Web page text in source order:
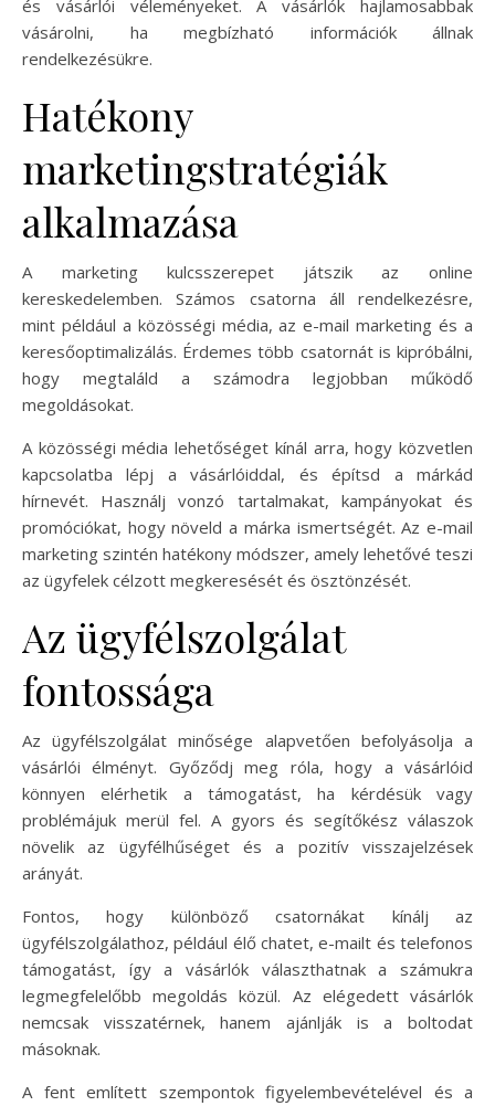
és vásárlói véleményeket. A vásárlók hajlamosabbak
vásárolni, ha megbízható információk állnak
rendelkezésükre.
Hatékony
marketingstratégiák
alkalmazása
A marketing kulcsszerepet játszik az online
kereskedelemben. Számos csatorna áll rendelkezésre,
mint például a közösségi média, az e-mail marketing és a
keresőoptimalizálás. Érdemes több csatornát is kipróbálni,
hogy megtaláld a számodra legjobban működő
megoldásokat.
A közösségi média lehetőséget kínál arra, hogy közvetlen
kapcsolatba lépj a vásárlóiddal, és építsd a márkád
hírnevét. Használj vonzó tartalmakat, kampányokat és
promóciókat, hogy növeld a márka ismertségét. Az e-mail
marketing szintén hatékony módszer, amely lehetővé teszi
az ügyfelek célzott megkeresését és ösztönzését.
Az ügyfélszolgálat
fontossága
Az ügyfélszolgálat minősége alapvetően befolyásolja a
vásárlói élményt. Győződj meg róla, hogy a vásárlóid
könnyen elérhetik a támogatást, ha kérdésük vagy
problémájuk merül fel. A gyors és segítőkész válaszok
növelik az ügyfélhűséget és a pozitív visszajelzések
arányát.
Fontos, hogy különböző csatornákat kínálj az
ügyfélszolgálathoz, például élő chatet, e-mailt és telefonos
támogatást, így a vásárlók választhatnak a számukra
legmegfelelőbb megoldás közül. Az elégedett vásárlók
nemcsak visszatérnek, hanem ajánlják is a boltodat
másoknak.
A fent említett szempontok figyelembevételével és a